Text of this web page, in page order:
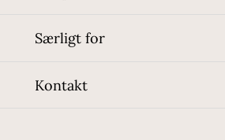
Særligt for
Kontakt